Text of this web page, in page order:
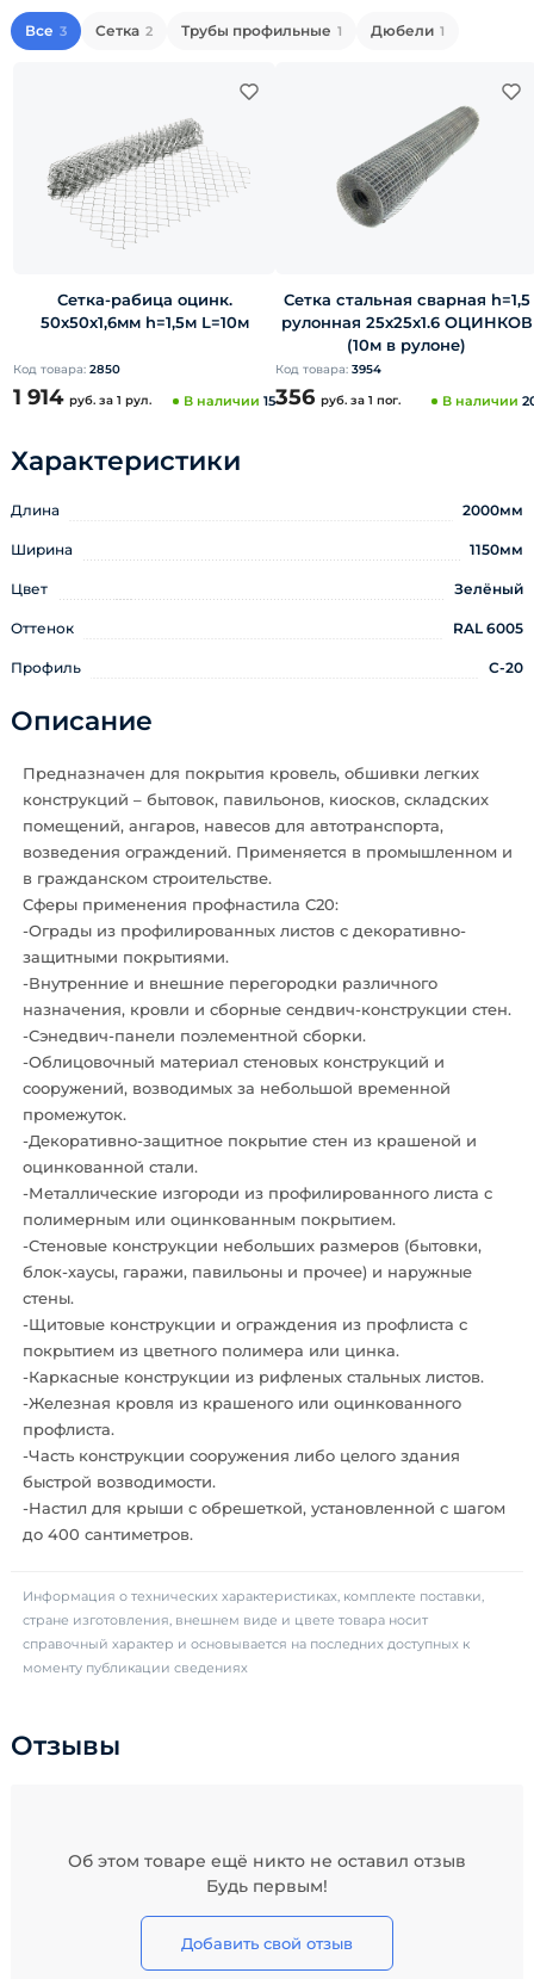
Все 3 Сетка 2 Трубы профильные 1 Дюбели 1
Сетка-рабица оцинк.
50х50х1,6мм h=1,5м L=10м
Код товара: 2850
1 914 руб. за 1 рул. В наличии 15
Сетка стальная сварная h=1,5
рулонная 25х25х1.6 ОЦИНКОВ
(10м в рулоне)
Код товара: 3954
356 руб. за 1 пог. В наличии
Характеристики
Длина 2000мм
Ширина 1150мм
Цвет Зелёный
Оттенок RAL 6005
Профиль С-20
Описание
Предназначен для покрытия кровель, обшивки легких
конструкций – бытовок, павильонов, киосков, складских
помещений, ангаров, навесов для автотранспорта,
возведения ограждений. Применяется в промышленном и
в гражданском строительстве.
Сферы применения профнастила С20:
-Ограды из профилированных листов с декоративно-
защитными покрытиями.
-Внутренние и внешние перегородки различного
назначения, кровли и сборные сендвич-конструкции стен.
-Сэнедвич-панели поэлементной сборки.
-Облицовочный материал стеновых конструкций и
сооружений, возводимых за небольшой временной
промежуток.
-Декоративно-защитное покрытие стен из крашеной и
оцинкованной стали.
-Металлические изгороди из профилированного листа с
полимерным или оцинкованным покрытием.
-Стеновые конструкции небольших размеров (бытовки,
блок-хаусы, гаражи, павильоны и прочее) и наружные
стены.
-Щитовые конструкции и ограждения из профлиста с
покрытием из цветного полимера или цинка.
-Каркасные конструкции из рифленых стальных листов.
-Железная кровля из крашеного или оцинкованного
профлиста.
-Часть конструкции сооружения либо целого здания
быстрой возводимости.
-Настил для крыши с обрешеткой, установленной с шагом
до 400 сантиметров.
Информация о технических характеристиках, комплекте поставки,
стране изготовления, внешнем виде и цвете товара носит
справочный характер и основывается на последних доступных к
моменту публикации сведениях
Отзывы
Об этом товаре ещё никто не оставил отзыв
Будь первым!
Добавить свой отзыв